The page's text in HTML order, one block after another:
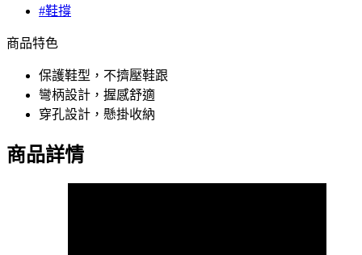
#鞋撐
商品特色
保護鞋型，不擠壓鞋跟
彎柄設計，握感舒適
穿孔設計，懸掛收納
商品詳情